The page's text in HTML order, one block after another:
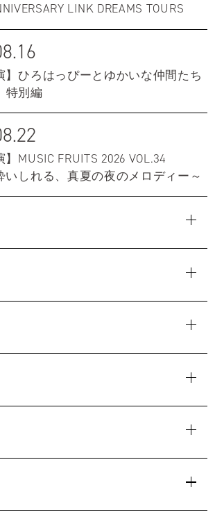
LINK DREAMS TOURS
】ひろはっぴーとゆかいな仲間たち
特別編
】MUSIC FRUITS 2026 VOL.34
いしれる、真夏の夜のメロディー～